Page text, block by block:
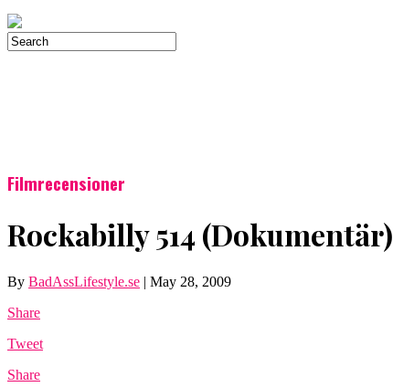
Filmrecensioner
Rockabilly 514 (Dokumentär)
By BadAssLifestyle.se | May 28, 2009
Share
Tweet
Share